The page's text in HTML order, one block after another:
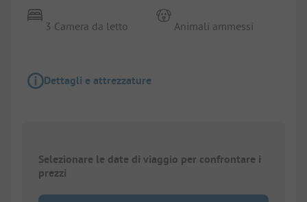
3 Camera da letto Animali ammessi
Dettagli e attrezzature
Selezionare le date di viaggio per confrontare i
prezzi